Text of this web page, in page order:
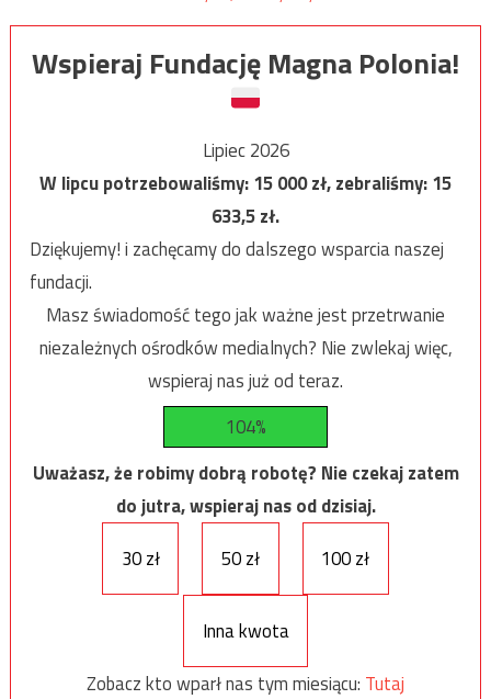
Wspieraj Fundację Magna Polonia!
Lipiec 2026
W lipcu potrzebowaliśmy:15 000zł, zebraliśmy:15
633,5zł.
Dziękujemy! i zachęcamy do dalszego wsparcia naszej
fundacji.
Masz świadomość tego jak ważne jest przetrwanie
niezależnych ośrodków medialnych? Nie zwlekaj więc,
wspieraj nas już od teraz.
104%
Uważasz, że robimy dobrą robotę? Nie czekaj zatem
do jutra, wspieraj nas od dzisiaj.
30 zł
50 zł 100 zł
Inna kwota
Zobacz kto wparł nas tym miesiącu: Tutaj